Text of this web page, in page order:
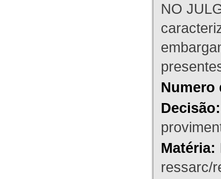
NO
Numero
Decisão:
Matéria:
ressarc/